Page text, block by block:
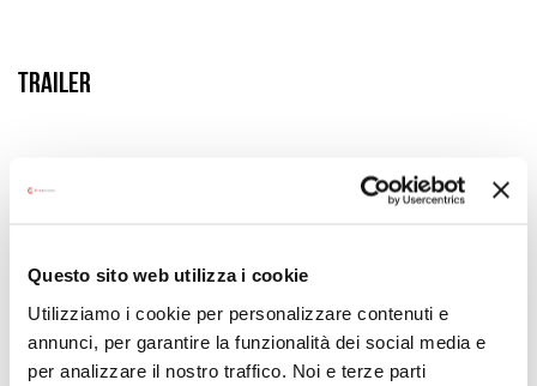
Questo sito web utilizza i cookie
Utilizziamo i cookie per personalizzare contenuti e
annunci, per garantire la funzionalità dei social media e
per analizzare il nostro traffico. Noi e terze parti
Trailer